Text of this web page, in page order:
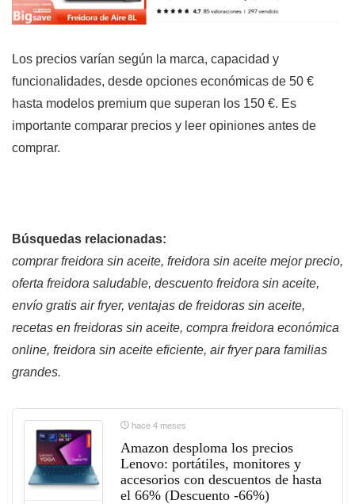
Los precios varían según la marca, capacidad y
funcionalidades, desde opciones económicas de 50 €
hasta modelos premium que superan los 150 €. Es
importante comparar precios y leer opiniones antes de
comprar.
Búsquedas relacionadas:
comprar freidora sin aceite, freidora sin aceite mejor precio,
oferta freidora saludable, descuento freidora sin aceite,
envío gratis air fryer, ventajas de freidoras sin aceite,
recetas en freidoras sin aceite, compra freidora económica
online, freidora sin aceite eficiente, air fryer para familias
grandes.
hace 4 meses
Amazon desploma los precios
Lenovo: portátiles, monitores y
accesorios con descuentos de hasta
el 66% (Descuento -66%)